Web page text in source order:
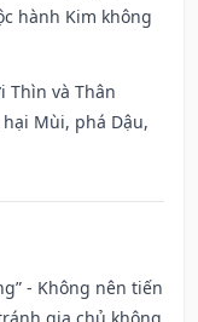
hành Kim không
Thìn và Thân
Mùi, phá Dậu,
- Không nên tiến